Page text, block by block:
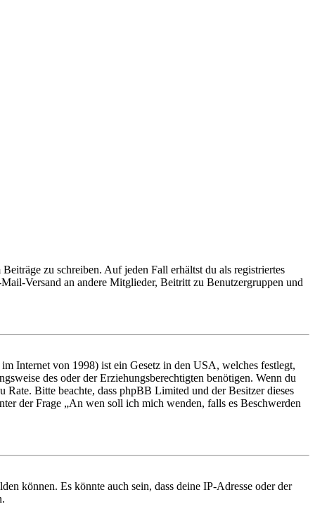
zu schreiben. Auf jeden Fall erhältst du als registriertes
Versand an andere Mitglieder, Beitritt zu Benutzergruppen und
Internet von 1998) ist ein Gesetz in den USA, welches festlegt,
des oder der Erziehungsberechtigten benötigen. Wenn du
Bitte beachte, dass phpBB Limited und der Besitzer dieses
der Frage „An wen soll ich mich wenden, falls es Beschwerden
können. Es könnte auch sein, dass deine IP-Adresse oder der